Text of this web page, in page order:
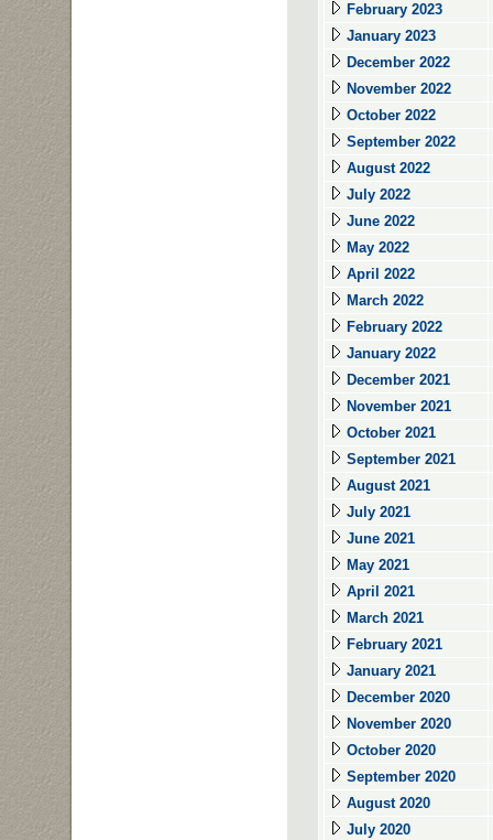
February 2023
January 2023
December 2022
November 2022
October 2022
September 2022
August 2022
July 2022
June 2022
May 2022
April 2022
March 2022
February 2022
January 2022
December 2021
November 2021
October 2021
September 2021
August 2021
July 2021
June 2021
May 2021
April 2021
March 2021
February 2021
January 2021
December 2020
November 2020
October 2020
September 2020
August 2020
July 2020